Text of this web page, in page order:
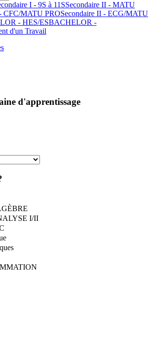
I - 9S à 11SSecondaire II - MATU
CFC/MATU PROSecondaire II - ECG/MATU
- HES/ESBACHELOR -
d'un Travail
d'apprentissage
I/II